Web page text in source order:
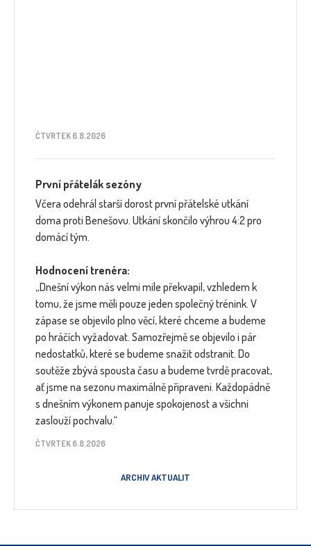
ČTVRTEK 6.8.2026
První přátelák sezóny
Včera odehrál starší dorost první přátelské utkání
doma proti Benešovu. Utkání skončilo výhrou 4:2 pro
domácí tým.
Hodnocení trenéra:
„Dnešní výkon nás velmi mile překvapil, vzhledem k
tomu, že jsme měli pouze jeden společný trénink. V
zápase se objevilo plno věcí, které chceme a budeme
po hráčích vyžadovat. Samozřejmě se objevilo i pár
nedostatků, které se budeme snažit odstranit. Do
soutěže zbývá spousta času a budeme tvrdě pracovat,
ať jsme na sezonu maximálně připraveni. Každopádně
s dnešním výkonem panuje spokojenost a všichni
zaslouží pochvalu.“
ČTVRTEK 6.8.2026
ARCHIV AKTUALIT